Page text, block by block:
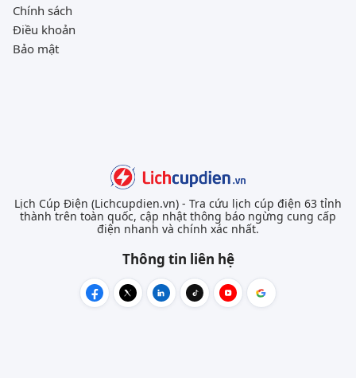
Chính sách
Điều khoản
Bảo mật
Lịch Cúp Điện (Lichcupdien.vn) - Tra cứu lịch cúp điện 63 tỉnh
thành trên toàn quốc, cập nhật thông báo ngừng cung cấp
điện nhanh và chính xác nhất.
Thông tin liên hệ